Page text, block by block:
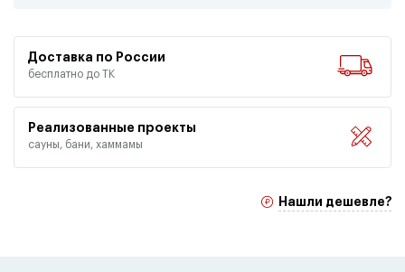
Доставка по России
бесплатно до ТК
Реализованные проекты
сауны, бани, хаммамы
Нашли дешевле?